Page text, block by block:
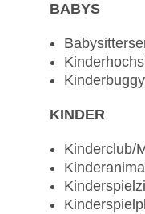
BABYS
KINDER
Kinderclub/